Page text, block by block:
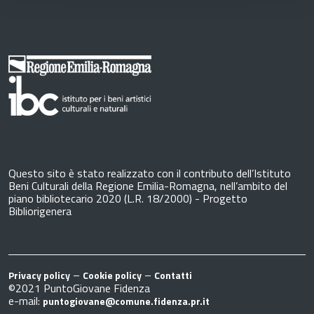
Questo sito è stato realizzato con il contributo dell’Istituto
Beni Culturali della Regione Emilia-Romagna, nell’ambito del
piano bibliotecario 2020 (L.R. 18/2000) - Progetto
Bibliorigenera
Privacy policy – Cookie policy – Contatti
©2021 PuntoGiovane Fidenza
e-mail: puntogiovane@comune.fidenza.pr.it